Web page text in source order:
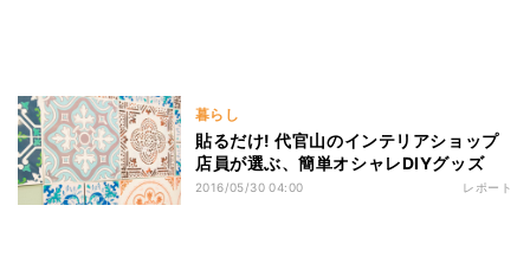
暮らし
貼るだけ! 代官山のインテリアショップ
店員が選ぶ、簡単オシャレDIYグッズ
2016/05/30 04:00 レポート